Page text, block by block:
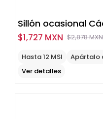
Sillón ocasional
$2,878 MXN
$1,727 MXN
Hasta 12 MSI
Apártalo
Ver detalles